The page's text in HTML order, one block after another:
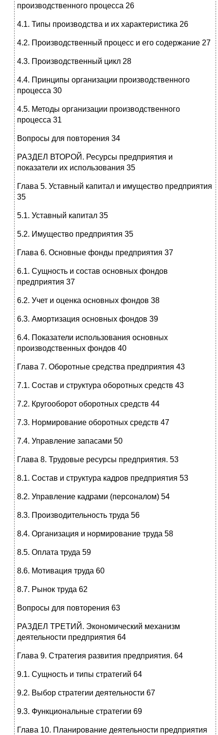
производственного процесса 26
4.1. Типы производства и их характеристика 26
4.2. Производственный процесс и его содержание 27
4.3. Производственный цикл 28
4.4. Принципы организации производственного
процесса 30
4.5. Методы организации производственного
процесса 31
Вопросы для повторения 34
РАЗДЕЛ ВТОРОЙ. Ресурсы предприятия и
показатели их использования 35
Глава 5. Уставный капитал и имущество предприятия
35
5.1. Уставный капитал 35
5.2. Имущество предприятия 35
Глава 6. Основные фонды предприятия 37
6.1. Сущность и состав основных фондов
предприятия 37
6.2. Учет и оценка основных фондов 38
6.3. Амортизация основных фондов 39
6.4. Показатели использования основных
производственных фондов 40
Глава 7. Оборотные средства предприятия 43
7.1. Состав и структура оборотных средств 43
7.2. Кругооборот оборотных средств 44
7.3. Нормирование оборотных средств 47
7.4. Управление запасами 50
Глава 8. Трудовые ресурсы предприятия. 53
8.1. Состав и структура кадров предприятия 53
8.2. Управление кадрами (персоналом) 54
8.3. Производительность труда 56
8.4. Организация и нормирование труда 58
8.5. Оплата труда 59
8.6. Мотивация труда 60
8.7. Рынок труда 62
Вопросы для повторения 63
РАЗДЕЛ ТРЕТИЙ. Экономический механизм
деятельности предприятия 64
Глава 9. Стратегия развития предприятия. 64
9.1. Сущность и типы стратегий 64
9.2. Выбор стратегии деятельности 67
9.3. Функциональные стратегии 69
Глава 10. Планирование деятельности предприятия